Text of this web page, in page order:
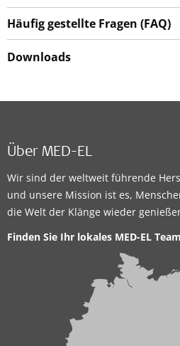
Häufig gestellte Fragen (FAQ)
Downloads
Über MED-EL
Wir sind der weltweit führende
und unsere Mission ist es,
die Welt der Klänge wieder
Finden Sie Ihr lokales MED-EL Team